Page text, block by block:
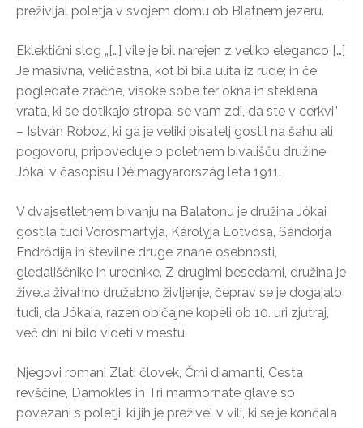
preživljal poletja v svojem domu ob Blatnem jezeru.
Eklektični slog „[…] vile je bil narejen z veliko eleganco […]
Je masivna, veličastna, kot bi bila ulita iz rude; in če
pogledate zračne, visoke sobe ter okna in steklena
vrata, ki se dotikajo stropa, se vam zdi, da ste v cerkvi”
– István Roboz, ki ga je veliki pisatelj gostil na šahu ali
pogovoru, pripoveduje o poletnem bivališču družine
Jókai v časopisu Délmagyarország leta 1911.
V dvajsetletnem bivanju na Balatonu je družina Jókai
gostila tudi Vörösmartyja, Károlyja Eötvösa, Sándorja
Endrődija in številne druge znane osebnosti,
gledališčnike in urednike. Z drugimi besedami, družina je
živela živahno družabno življenje, čeprav se je dogajalo
tudi, da Jókaia, razen običajne kopeli ob 10. uri zjutraj,
več dni ni bilo videti v mestu.
Njegovi romani Zlati človek, Črni diamanti, Cesta
revščine, Damokles in Tri marmornate glave so
povezani s poletji, ki jih je preživel v vili, ki se je končala